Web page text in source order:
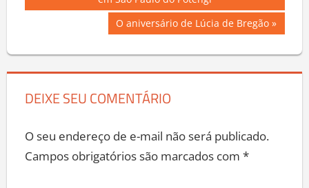
de
Next
O aniversário de Lúcia de Bregão
DEIXE SEU COMENTÁRIO
O seu endereço de e-mail não será publicado.
Campos obrigatórios são marcados com *